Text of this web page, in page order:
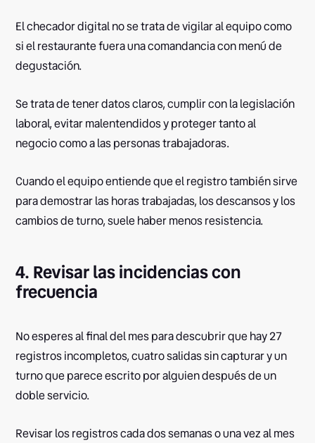
El checador digital no se trata de vigilar al equipo como
si el restaurante fuera una comandancia con menú de
degustación.
Se trata de tener datos claros, cumplir con la legislación
laboral, evitar malentendidos y proteger tanto al
negocio como a las personas trabajadoras.
Cuando el equipo entiende que el registro también sirve
para demostrar las horas trabajadas, los descansos y los
cambios de turno, suele haber menos resistencia.
4. Revisar las incidencias con
frecuencia
No esperes al final del mes para descubrir que hay 27
registros incompletos, cuatro salidas sin capturar y un
turno que parece escrito por alguien después de un
doble servicio.
Revisar los registros cada dos semanas o una vez al mes